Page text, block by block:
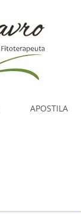
APOSTILA